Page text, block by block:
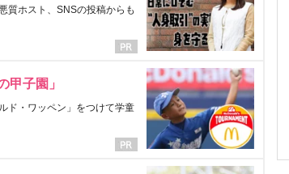
質ホスト、SNSの投稿からも
甲子園」
ド・ワッペン」をつけて学童